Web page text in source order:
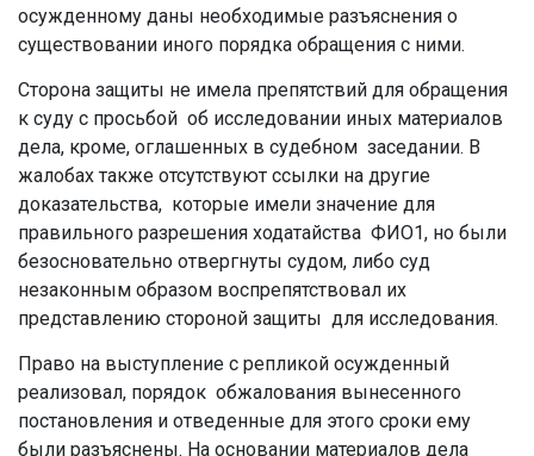
осужденному даны необходимые разъяснения о
существовании иного порядка обращения с ними.
Сторона защиты не имела препятствий для обращения
к суду с просьбой об исследовании иных материалов
дела, кроме, оглашенных в судебном заседании. В
жалобах также отсутствуют ссылки на другие
доказательства, которые имели значение для
правильного разрешения ходатайства ФИО1, но были
безосновательно отвергнуты судом, либо суд
незаконным образом воспрепятствовал их
представлению стороной защиты для исследования.
Право на выступление с репликой осужденный
реализовал, порядок обжалования вынесенного
постановления и отведенные для этого сроки ему
были разъяснены. На основании материалов дела